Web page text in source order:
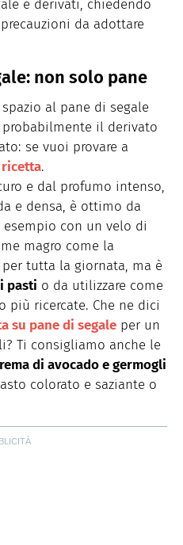
e derivati, chiedendo
da adottare
non solo pane
al pane di segale
il derivato
se vuoi provare a
ricetta.
e dal profumo intenso,
e densa, è ottimo da
esempio con un velo di
magro come la
tutta la giornata, ma è
pasti o da utilizzare come
più ricercate. Che ne dici
su pane di segale per un
Ti consigliamo anche le
di avocado e germogli
colorato e saziante o